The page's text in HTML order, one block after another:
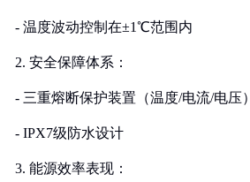
- 温度波动控制在±1℃范围内
2. 安全保障体系：
- 三重熔断保护装置（温度/电流/电压）
- IPX7级防水设计
3. 能源效率表现：